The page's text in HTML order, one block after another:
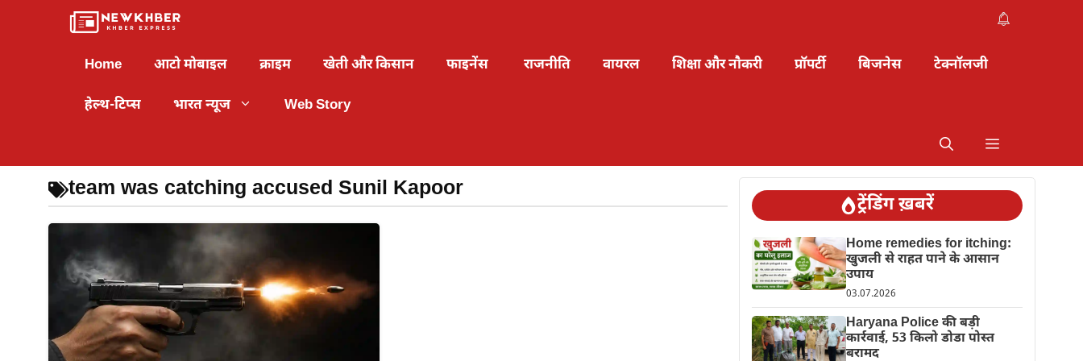
Home आटो मोबाइल क्राइम खेती और किसान फाइनेंस राजनीति वायरल शिक्षा और नौकरी प्रॉपर्टी बिजनेस टेक्नॉलजी
हेल्थ-टिप्स भारत न्यूज Web Story
team was catching accused Sunil Kapoor
ट्रेंडिंग ख़बरें
Home remedies for itching:
खुजली से राहत पाने के आसान
उपाय
03.07.2026
Haryana Police की बड़ी
कार्रवाई, 53 किलो डोडा पोस्त
बरामद